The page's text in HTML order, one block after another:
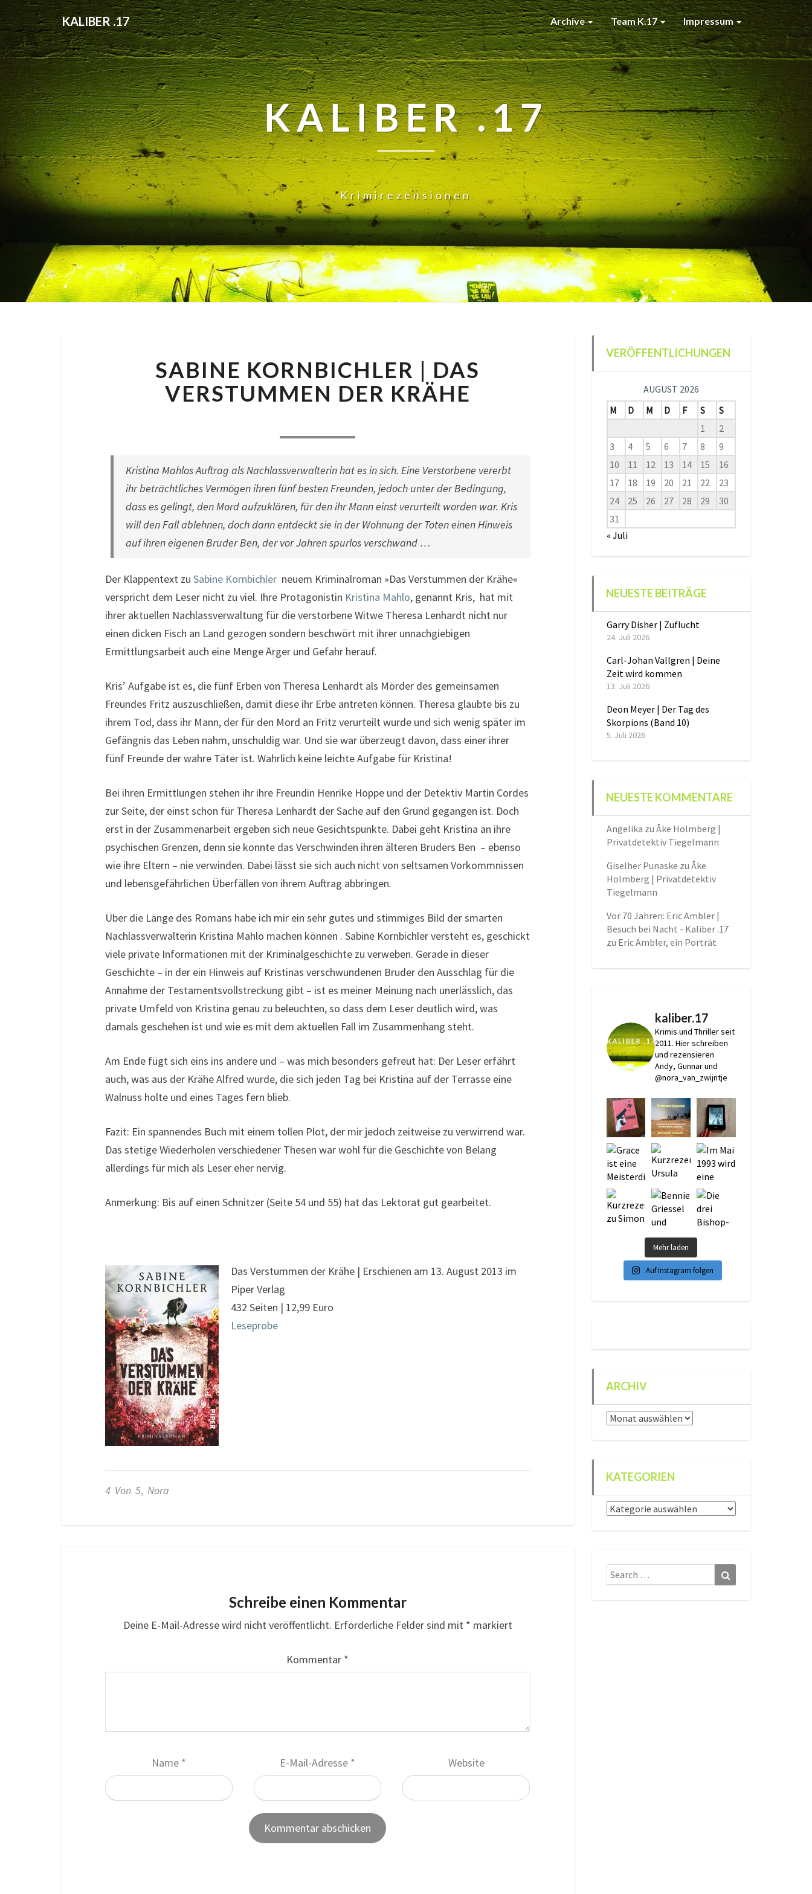
KALIBER .17 Archive Team K.17 Impressum
KALIBER .17
Krimirezensionen
KORNBICHLER
|
DAS
SABINE KORNBICHLER | DAS
VERSTUMMEN DER KRÄHE
Kristina Mahlos Auftrag als Nachlassverwalterin hat es in sich. Eine Verstorbene vererbt
ihr beträchtliches Vermögen ihren fünf besten Freunden, jedoch unter der Bedingung,
dass es gelingt, den Mord aufzuklären, für den ihr Mann einst verurteilt worden war. Kris
will den Fall ablehnen, doch dann entdeckt sie in der Wohnung der Toten einen Hinweis
auf ihren eigenen Bruder Ben, der vor Jahren spurlos verschwand …
Der Klappentext zu Sabine Kornbichler neuem Kriminalroman »Das Verstummen der Krähe«
verspricht dem Leser nicht zu viel. Ihre Protagonistin Kristina Mahlo, genannt Kris, hat mit
ihrer aktuellen Nachlassverwaltung für die verstorbene Witwe Theresa Lenhardt nicht nur
einen dicken Fisch an Land gezogen sondern beschwört mit ihrer unnachgiebigen
Ermittlungsarbeit auch eine Menge Ärger und Gefahr herauf.
Kris’ Aufgabe ist es, die fünf Erben von Theresa Lenhardt als Mörder des gemeinsamen
Freundes Fritz auszuschließen, damit diese ihr Erbe antreten können. Theresa glaubte bis zu
ihrem Tod, dass ihr Mann, der für den Mord an Fritz verurteilt wurde und sich wenig später im
Gefängnis das Leben nahm, unschuldig war. Und sie war überzeugt davon, dass einer ihrer
fünf Freunde der wahre Täter ist. Wahrlich keine leichte Aufgabe für Kristina!
Bei ihren Ermittlungen stehen ihr ihre Freundin Henrike Hoppe und der Detektiv Martin Cordes
zur Seite, der einst schon für Theresa Lenhardt der Sache auf den Grund gegangen ist. Doch
erst in der Zusammenarbeit ergeben sich neue Gesichtspunkte. Dabei geht Kristina an ihre
psychischen Grenzen, denn sie konnte das Verschwinden ihren älteren Bruders Ben – ebenso
wie ihre Eltern – nie verwinden. Dabei lässt sie sich auch nicht von seltsamen Vorkommnissen
und lebensgefährlichen Überfällen von ihrem Auftrag abbringen.
Über die Länge des Romans habe ich mir ein sehr gutes und stimmiges Bild der smarten
Nachlassverwalterin Kristina Mahlo machen können . Sabine Kornbichler versteht es, geschickt
viele private Informationen mit der Kriminalgeschichte zu verweben. Gerade in dieser
Geschichte – in der ein Hinweis auf Kristinas verschwundenen Bruder den Ausschlag für die
Annahme der Testamentsvollstreckung gibt – ist es meiner Meinung nach unerlässlich, das
private Umfeld von Kristina genau zu beleuchten, so dass dem Leser deutlich wird, was
damals geschehen ist und wie es mit dem aktuellen Fall im Zusammenhang steht.
Am Ende fügt sich eins ins andere und – was mich besonders gefreut hat: Der Leser erfährt
auch, was aus der Krähe Alfred wurde, die sich jeden Tag bei Kristina auf der Terrasse eine
Walnuss holte und eines Tages fern blieb.
Fazit: Ein spannendes Buch mit einem tollen Plot, der mir jedoch zeitweise zu verwirrend war.
Das stetige Wiederholen verschiedener Thesen war wohl für die Geschichte von Belang
allerdings für mich als Leser eher nervig.
Anmerkung: Bis auf einen Schnitzer (Seite 54 und 55) hat das Lektorat gut gearbeitet.
Das Verstummen der Krähe | Erschienen am 13. August 2013 im
Piper Verlag
432 Seiten | 12,99 Euro
Leseprobe
4 Von 5, Nora
Schreibe einen Kommentar
Deine E-Mail-Adresse wird nicht veröffentlicht. Erforderliche Felder sind mit * markiert
Kommentar *
Name * E-Mail-Adresse * Website
VERÖFFENTLICHUNGEN
AUGUST 2026
M
D M D F S
S
1
2
3
4 5 6 7 8
9
10
11 12 13 14 15
16
17
18 19 20 21 22
23
24
25 26 27 28 29
30
31
« Juli
NEUESTE BEITRÄGE
Garry Disher | Zuflucht
24. Juli 2026
Carl-Johan Vallgren | Deine
Zeit wird kommen
13. Juli 2026
Deon Meyer | Der Tag des
Skorpions (Band 10)
5. Juli 2026
NEUESTE KOMMENTARE
Angelika zu Åke Holmberg |
Privatdetektiv Tiegelmann
Giselher Punaske zu Åke
Holmberg | Privatdetektiv
Tiegelmann
Vor 70 Jahren: Eric Ambler |
Besuch bei Nacht - Kaliber .17
zu Eric Ambler, ein Porträt
kaliber.17
Krimis und Thriller seit
2011. Hier schreiben
und rezensieren
Andy, Gunnar und
@nora_van_zwijntje
Mehr laden
Auf Instagram folgen
ARCHIV
Archiv
KATEGORIEN
Kategorien
Search
for: